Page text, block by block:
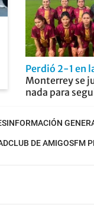
Perdió 2-1 en
Monterrey se
nada para
INFORMACIÓN
CLUB DE AMIGOSFM